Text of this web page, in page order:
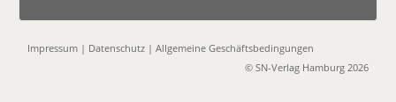
Impressum | Datenschutz |Allgemeine Geschäftsbedingungen
© SN-Verlag Hamburg 2026